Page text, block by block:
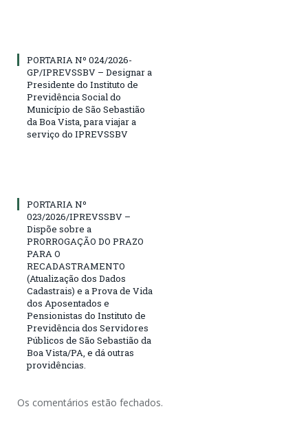
PORTARIA Nº 024/2026-
GP/IPREVSSBV – Designar a
Presidente do Instituto de
Previdência Social do
Município de São Sebastião
da Boa Vista, para viajar a
serviço do IPREVSSBV
PORTARIA Nº
023/2026/IPREVSSBV –
Dispõe sobre a
PRORROGAÇÃO DO PRAZO
PARA O
RECADASTRAMENTO
(Atualização dos Dados
Cadastrais) e a Prova de Vida
dos Aposentados e
Pensionistas do Instituto de
Previdência dos Servidores
Públicos de São Sebastião da
Boa Vista/PA, e dá outras
providências.
Os comentários estão fechados.